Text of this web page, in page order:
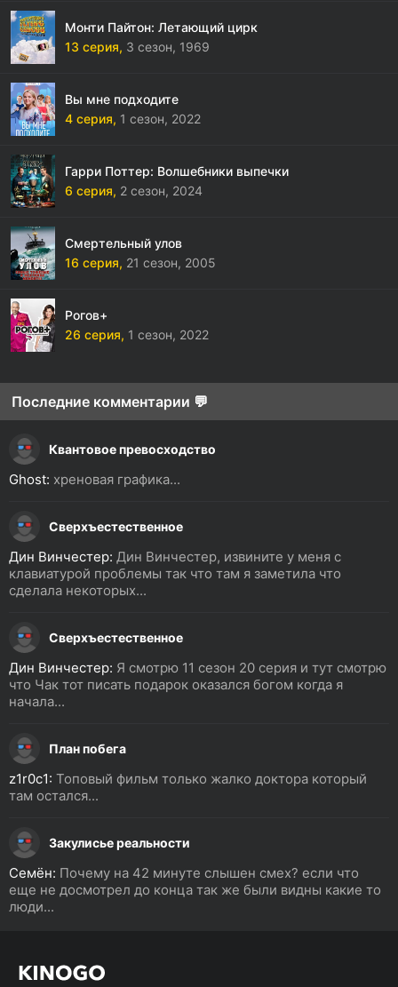
Монти Пайтон: Летающий цирк
13 серия, 3 сезон, 1969
Вы мне подходите
4 серия, 1 сезон, 2022
Гарри Поттер: Волшебники выпечки
6 серия, 2 сезон, 2024
Смертельный улов
16 серия, 21 сезон, 2005
Рогов+
26 серия, 1 сезон, 2022
Последние комментарии 💬
Квантовое превосходство
Ghost: хреновая графика...
Сверхъестественное
Дин Винчестер: Дин Винчестер, извините у меня с
клавиатурой проблемы так что там я заметила что
сделала некоторых...
Сверхъестественное
Дин Винчестер: Я смотрю 11 сезон 20 серия и тут смотрю
что Чак тот писать подарок оказался богом когда я
начала...
План побега
z1r0c1: Топовый фильм только жалко доктора который
там остался...
Закулисье реальности
Семён: Почему на 42 минуте слышен смех? если что
еще не досмотрел до конца так же были видны какие то
люди...